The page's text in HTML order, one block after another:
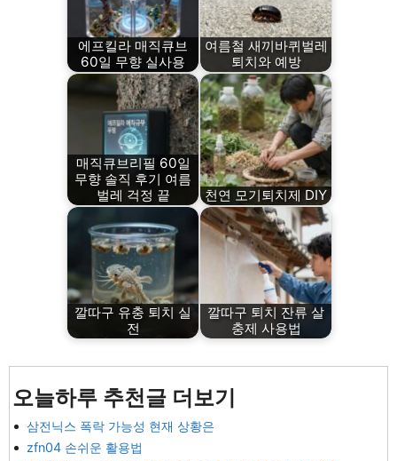
에프킬라 매직큐브
60일 무향 실사용
여름철 새끼바퀴벌레
퇴치와 예방
매직큐브리필 60일
무향 솔직 후기 여름
벌레 걱정 끝
천연 모기퇴치제 DIY
깔따구 유충 퇴치 실
전
깔따구 퇴치 잔류 살
충제 사용법
오늘하루 추천글 더보기
삼전닉스 폭락 가능성 현재 상황은
zfn04 손쉬운 활용법